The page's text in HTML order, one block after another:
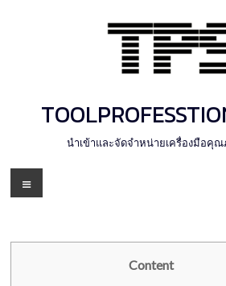
นำเข้าและจัดจำหน่ายเครื่องมือคุ
Menu
Content